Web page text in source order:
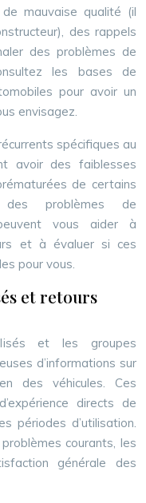
mauvaise qualité (il
des rappels
des problèmes de
les bases de
pour avoir un
envisagez.
spécifiques au
avoir des faiblesses
de certains
des problèmes de
vous aider à
et à évaluer si ces
pour vous.
et retours
et les groupes
d’informations sur
des véhicules. Ces
directs de
périodes d’utilisation.
courants, les
générale des